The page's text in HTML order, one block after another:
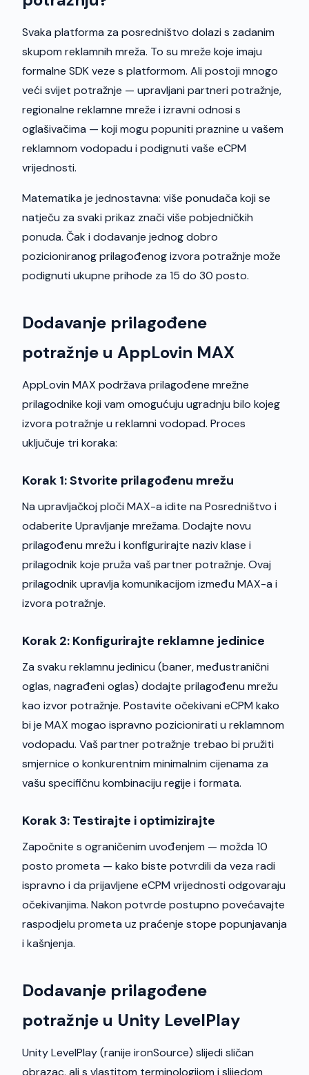
Svaka platforma za posredništvo dolazi s zadanim
skupom reklamnih mreža. To su mreže koje imaju
formalne SDK veze s platformom. Ali postoji mnogo
veći svijet potražnje — upravljani partneri potražnje,
regionalne reklamne mreže i izravni odnosi s
oglašivačima — koji mogu popuniti praznine u vašem
reklamnom vodopadu i podignuti vaše eCPM
vrijednosti.
Matematika je jednostavna: više ponudača koji se
natječu za svaki prikaz znači više pobjedničkih
ponuda. Čak i dodavanje jednog dobro
pozicioniranog prilagođenog izvora potražnje može
podignuti ukupne prihode za 15 do 30 posto.
Dodavanje prilagođene
potražnje u AppLovin MAX
AppLovin MAX podržava prilagođene mrežne
prilagodnike koji vam omogućuju ugradnju bilo kojeg
izvora potražnje u reklamni vodopad. Proces
uključuje tri koraka:
Korak 1: Stvorite prilagođenu mrežu
Na upravljačkoj ploči MAX-a idite na Posredništvo i
odaberite Upravljanje mrežama. Dodajte novu
prilagođenu mrežu i konfigurirajte naziv klase i
prilagodnik koje pruža vaš partner potražnje. Ovaj
prilagodnik upravlja komunikacijom između MAX-a i
izvora potražnje.
Korak 2: Konfigurirajte reklamne jedinice
Za svaku reklamnu jedinicu (baner, međustranični
oglas, nagrađeni oglas) dodajte prilagođenu mrežu
kao izvor potražnje. Postavite očekivani eCPM kako
bi je MAX mogao ispravno pozicionirati u reklamnom
vodopadu. Vaš partner potražnje trebao bi pružiti
smjernice o konkurentnim minimalnim cijenama za
vašu specifičnu kombinaciju regije i formata.
Korak 3: Testirajte i optimizirajte
Započnite s ograničenim uvođenjem — možda 10
posto prometa — kako biste potvrdili da veza radi
ispravno i da prijavljene eCPM vrijednosti odgovaraju
očekivanjima. Nakon potvrde postupno povećavajte
raspodjelu prometa uz praćenje stope popunjavanja
i kašnjenja.
Dodavanje prilagođene
potražnje u Unity LevelPlay
Unity LevelPlay (ranije ironSource) slijedi sličan
obrazac, ali s vlastitom terminologijom i slijedom